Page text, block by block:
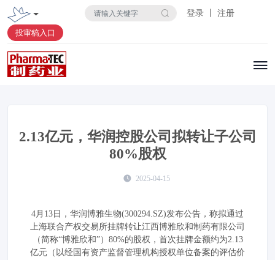
登录 丨 注册
投审稿入口
2.13亿元，华润控股公司拟转让子公司
80%股权
2025-04-15
4月13日，华润博雅生物(300294.SZ)发布公告，称拟通过
上海联合产权交易所挂牌转让江西博雅欣和制药有限公司
（简称“博雅欣和”）80%的股权，首次挂牌金额约为2.13
亿元（以经国有资产监督管理机构授权单位备案的评估价